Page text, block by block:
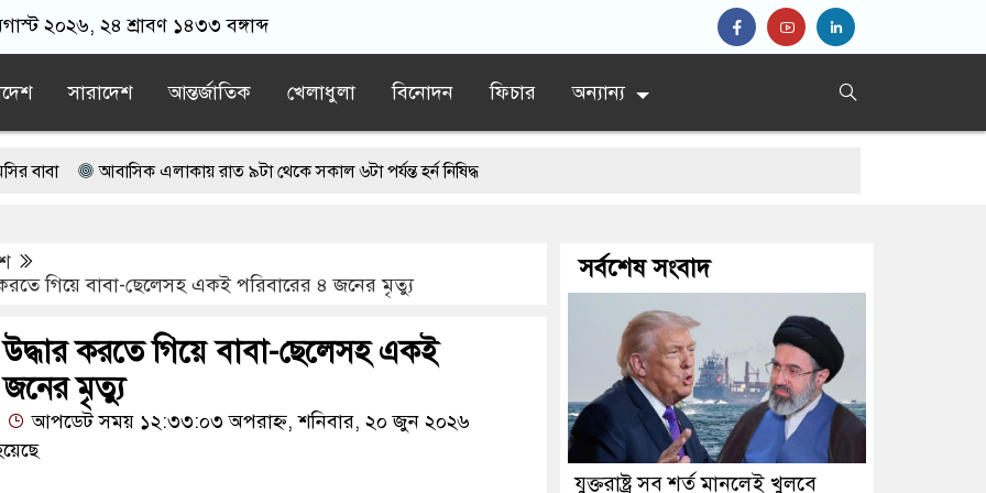
২০২৬, ২৪ শ্রাবণ ১৪৩৩ বঙ্গাব্দ
সারাদেশ আন্তর্জাতিক খেলাধুলা বিনোদন ফিচার অন্যান্য
আবাসিক এলাকায় রাত ৯টা থেকে সকাল ৬টা পর্যন্ত হর্ন নিষিদ্ধ
টাকা মেরে খেয়েছে: প্রতিমন্ত্রী ইশরাক
গিয়ে বাবা-ছেলেসহ একই পরিবারের ৪ জনের মৃত্যু
করতে গিয়ে বাবা-ছেলেসহ একই
জনের মৃত্যু
আপডেট সময় ১২:৩৩:০৩ অপরাহ্ন, শনিবার, ২০ জুন ২০২৬
সর্বশেষ সংবাদ
যুক্তরাষ্ট্র সব শর্ত মানলেই খুলবে